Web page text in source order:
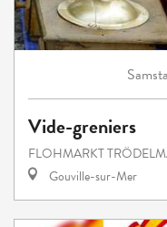
Vide-greniers
FLOHMARKT
Gouville-sur-Mer